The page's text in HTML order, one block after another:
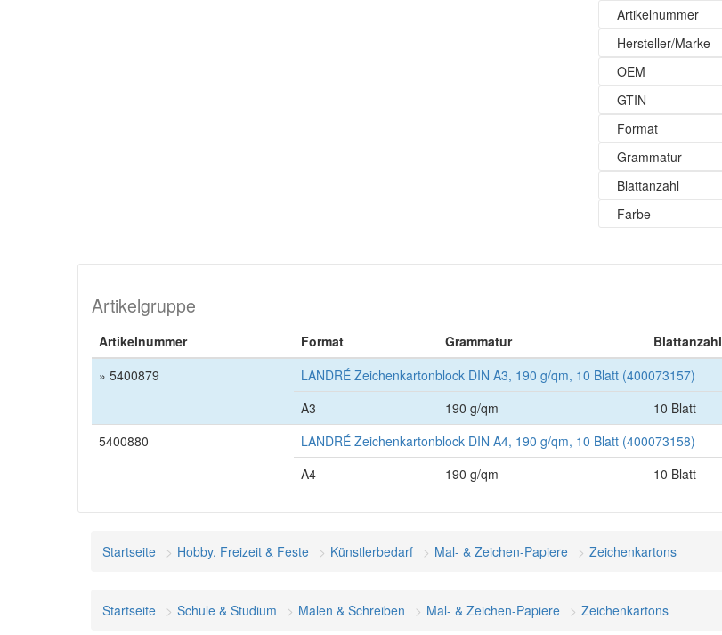
Artikelnummer
Hersteller/Marke
OEM
GTIN
Format
Grammatur
Blattanzahl
Farbe
Artikelgruppe
Artikelnummer Format Grammatur Blattanzahl
» 5400879
LANDRÉ Zeichenkartonblock DIN A3, 190 g/qm, 10 Blatt (400073157)
A3
190 g/qm 10 Blatt
5400880
LANDRÉ Zeichenkartonblock DIN A4, 190 g/qm, 10 Blatt (400073158)
A4
190 g/qm 10 Blatt
Startseite Hobby, Freizeit & Feste Künstlerbedarf Mal- & Zeichen-Papiere Zeichenkartons
Startseite Schule & Studium Malen & Schreiben Mal- & Zeichen-Papiere Zeichenkartons